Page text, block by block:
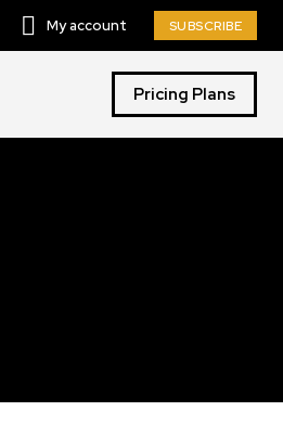
My account SUBSCRIBE
Pricing Plans